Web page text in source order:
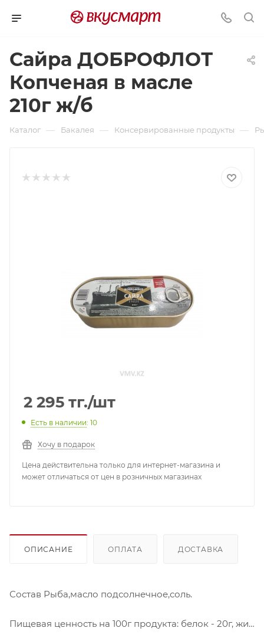
Сайра ДОБРОФЛОТ
Копченая в масле
210г ж/б
Каталог — Бакалея — Консервированные продукты —
2 295 тг./шт
Есть в наличии: 10
Хочу в подарок
Цена действительна только для интернет-магазина и
может отличаться от цен в розничных магазинах
ОПИСАНИЕ ОПЛАТА ДОСТАВКА
Состав Рыба,масло подсолнечное,соль.
Пищевая ценность на 100г продукта: белок - 20г, жир